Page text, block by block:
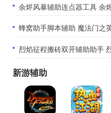
余烬风暴辅助连点器工具 余
蜂窝助手脚本辅助 魔法门之
烈焰征程搬砖双开辅助助手
新游辅助